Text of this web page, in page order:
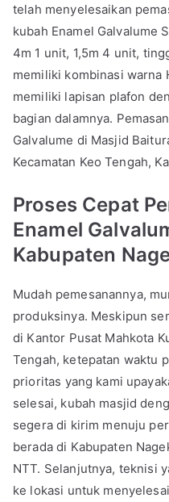
telah menyelesaikan
kubah Enamel Galvalume
4m 1 unit, 1,5m 4 unit,
memiliki kombinasi warna
memiliki lapisan plafon
bagian dalamnya.
Galvalume di Masjid
Kecamatan Keo Tengah,
Proses Cepat
Enamel
Kabupaten
Mudah pemesanannya,
produksinya. Meskipun
di Kantor Pusat Mahkota
Tengah, ketepatan waktu
prioritas yang kami
selesai, kubah masjid
segera di kirim menuju
berada di Kabupaten
NTT. Selanjutnya, teknisi
ke lokasi untuk